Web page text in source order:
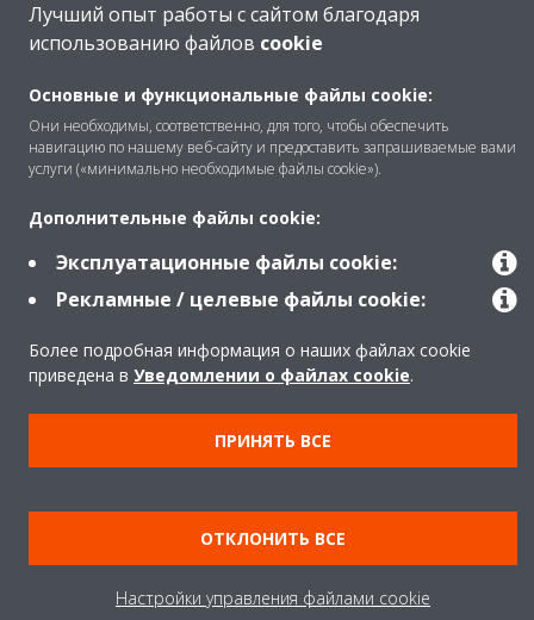
Решения
Помощь
Copyright © Daikin
Конфиденциальность данных
Корпоративная этика
Лучший опыт работы с сайтом благодаря
использованию файлов cookie
Основные и функциональные файлы cookie:
Они необходимы, соответственно, для того, чтобы обеспечить
навигацию по нашему веб-сайту и предоставить запрашиваемые вами
услуги («минимально необходимые файлы cookie»).
Дополнительные файлы cookie:
Эксплуатационные файлы cookie:
Рекламные / целевые файлы cookie:
Более подробная информация о наших файлах cookie
приведена в Уведомлении о файлах cookie.
ПРИНЯТЬ ВСЕ
ОТКЛОНИТЬ ВСЕ
Настройки управления файлами cookie